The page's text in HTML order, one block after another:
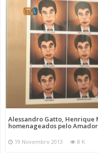
Alessandro Gatto, Henrique
homenageados pelo
19 Novembro 2013 8 K